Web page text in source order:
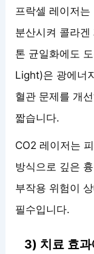
프락셀 레이저는
분산시켜 콜라
톤 균일화에도
Light)은 광에너
혈관 문제를 개
짧습니다.
CO2 레이저는
방식으로 깊은
부작용 위험이
필수입니다.
3) 치료 효